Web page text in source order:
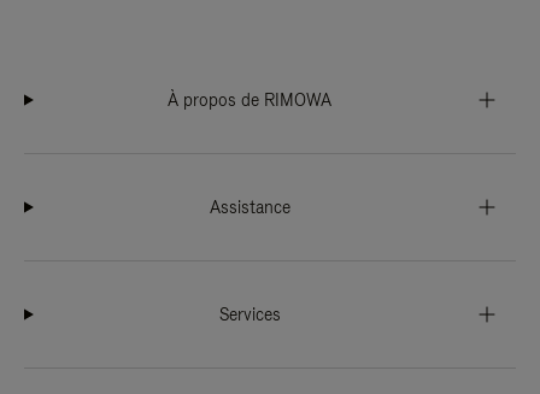
À propos de RIMOWA
Assistance
Services